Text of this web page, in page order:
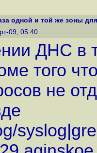
одной и той же зоны
09, 05:40
ДНС в
того
не